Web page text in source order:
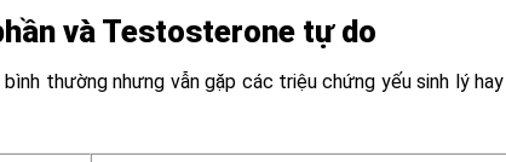
và Testosterone tự do
thường nhưng vẫn gặp các triệu chứng yếu sinh lý